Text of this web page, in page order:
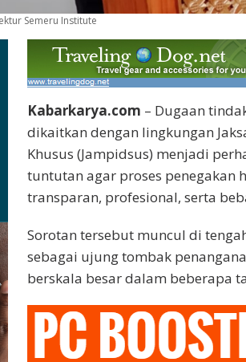
Semeru Institute
Kabarkarya.com – Dugaan
dikaitkan dengan lingkungan
Khusus (Jampidsus) menjadi
tuntutan agar proses penegakan
transparan, profesional, serta
Sorotan tersebut muncul di
sebagai ujung tombak
berskala besar dalam beberapa